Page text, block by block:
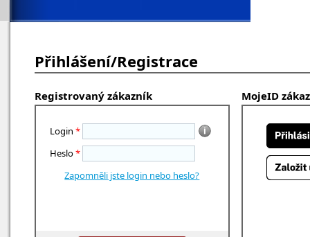
Přihlášení/Registrace
Registrovaný zákazník
Login *
Heslo*
Zapomněli jste login nebo heslo?
MojeID